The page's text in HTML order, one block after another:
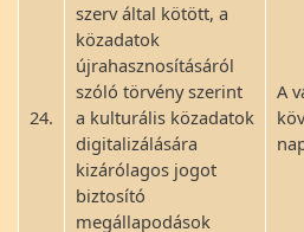
24.
szerv által kötött, a
közadatok
újrahasznosításáról
szóló törvény szerint
a kulturális közadatok
digitalizálására
kizárólagos jogot
biztosító
megállapodások
A